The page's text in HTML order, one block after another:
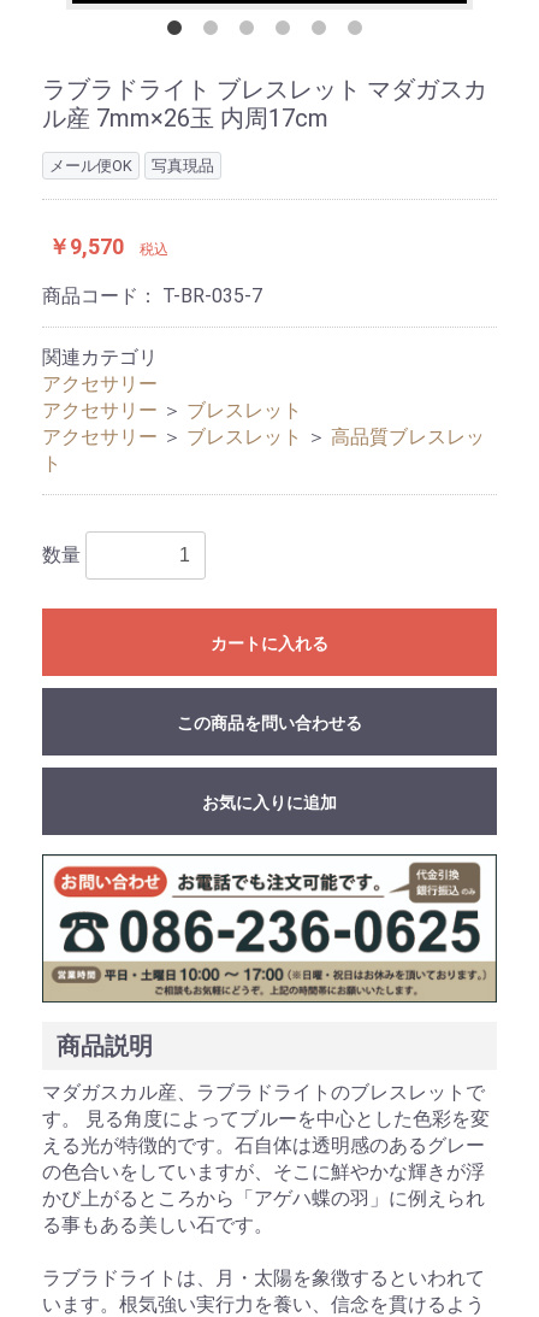
ラブラドライト ブレスレット マダガスカ
ル産 7mm×26玉 内周17cm
メール便OK 写真現品
￥9,570 税込
商品コード： T-BR-035-7
関連カテゴリ
アクセサリー
アクセサリー ＞ ブレスレット
アクセサリー ＞ ブレスレット ＞ 高品質ブレスレッ
ト
数量
カートに入れる
この商品を問い合わせる
お買い物を続ける カートへ進む
お気に入りに追加
商品説明
マダガスカル産、ラブラドライトのブレスレットで
す。 見る角度によってブルーを中心とした色彩を変
える光が特徴的です。石自体は透明感のあるグレー
の色合いをしていますが、そこに鮮やかな輝きが浮
かび上がるところから「アゲハ蝶の羽」に例えられ
る事もある美しい石です。
ラブラドライトは、月・太陽を象徴するといわれて
います。根気強い実行力を養い、信念を貫けるよう